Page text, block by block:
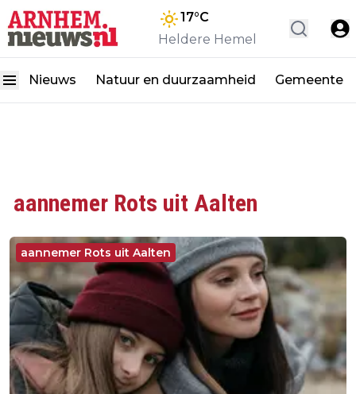
17°C
Heldere Hemel
Nieuws Natuur en duurzaamheid Gemeente
aannemer Rots uit Aalten
aannemer Rots uit Aalten